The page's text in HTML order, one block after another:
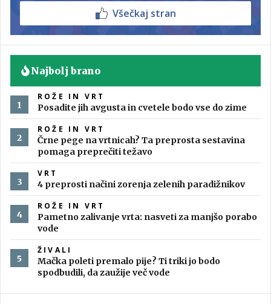
Všečkaj stran
Najbolj brano
ROŽE IN VRT
Posadite jih avgusta in cvetele bodo vse do zime
ROŽE IN VRT
Črne pege na vrtnicah? Ta preprosta sestavina
pomaga preprečiti težavo
VRT
4 preprosti načini zorenja zelenih paradižnikov
ROŽE IN VRT
Pametno zalivanje vrta: nasveti za manjšo porabo
vode
ŽIVALI
Mačka poleti premalo pije? Ti triki jo bodo
spodbudili, da zaužije več vode